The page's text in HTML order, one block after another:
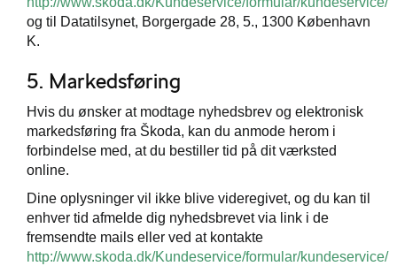
og til Datatilsynet, Borgergade 28, 5., 1300 København
K.
5. Markedsføring
Hvis du ønsker at modtage nyhedsbrev og elektronisk
markedsføring fra Škoda, kan du anmode herom i
forbindelse med, at du bestiller tid på dit værksted
online.
Dine oplysninger vil ikke blive videregivet, og du kan til
enhver tid afmelde dig nyhedsbrevet via link i de
fremsendte mails eller ved at kontakte
http://www.skoda.dk/Kundeservice/formular/kundeservice/